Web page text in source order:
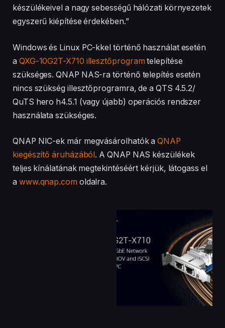
készülékeivel a nagy sebességű hálózati környezetek
egyszerű kiépítése érdekében.”
Windows és Linux PC-kkel történő használat esetén
a QXG-10G2T-X710 illesztőprogramtelepítése
szükséges. QNAP NAS-ra történő telepítés esetén
nincs szükség illesztőprogramra, de a QTS 4.5.2/
QuTS hero h4.5.1 (vagy újabb) operációs rendszer
használata szükséges.
QNAP NIC-ek már megvásárolhatók aQNAP
kiegészítő áruházából . A QNAP NAS készülékek
teljes kínálatának megtekintéséért kérjük, látogass el
a www.qnap.comoldalra.